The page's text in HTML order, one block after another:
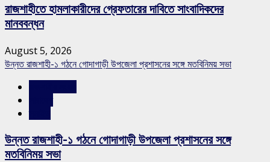
রাজশাহীতে হামলাকারীদের গ্রেফতারের দাবিতে সাংবাদিকদের
মানববন্ধন
August 5, 2026
উন্নত রাজশাহী-১ গঠনে গোদাগাড়ী উপজেলা প্রশাসনের সঙ্গে মতবিনিময় সভা
উন্নত রাজশাহী-১ গঠনে গোদাগাড়ী উপজেলা প্রশাসনের সঙ্গে
মতবিনিময় সভা